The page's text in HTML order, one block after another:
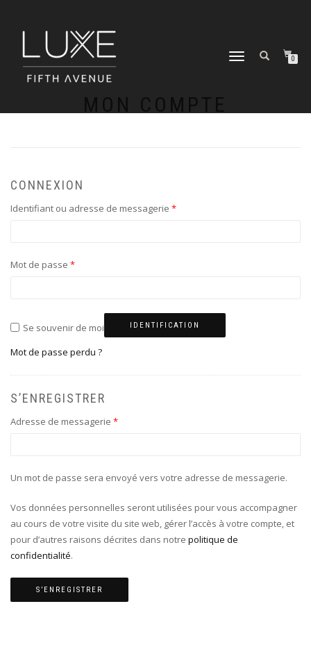
DÉPLIER
0
CONNEXION
Identifiant ou adresse de messagerie *
Mot de passe *
Se souvenir de moi IDENTIFICATION
Mot de passe perdu ?
S’ENREGISTRER
Adresse de messagerie *
Un mot de passe sera envoyé vers votre adresse de messagerie.
Vos données personnelles seront utilisées pour vous accompagner
au cours de votre visite du site web, gérer l’accès à votre compte, et
pour d’autres raisons décrites dans notre politique de
confidentialité.
S’ENREGISTRER